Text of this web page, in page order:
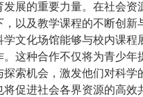
发展的重要力量。在社会资
，以及教学课程的不断创新
学文化场馆能够与校内课程
。这种合作不仅将为青少年
探索机会，激发他们对科学
将促进社会各界资源的高效